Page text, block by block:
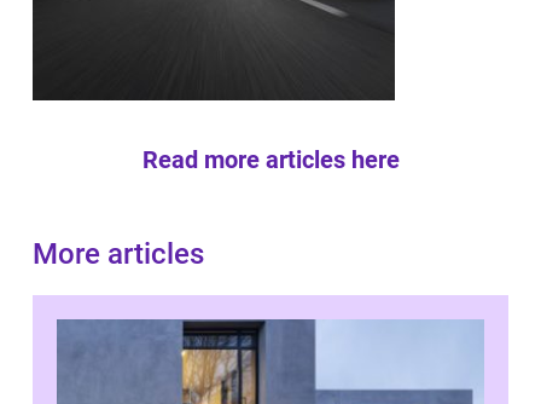
Read more articles here
More articles